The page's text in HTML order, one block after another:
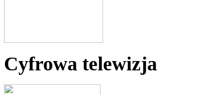
Cyfrowa telewizja